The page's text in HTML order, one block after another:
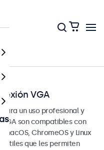
VGA
para un uso profesional y
son compatibles con
macOS, ChromeOS y Linux
que les permiten